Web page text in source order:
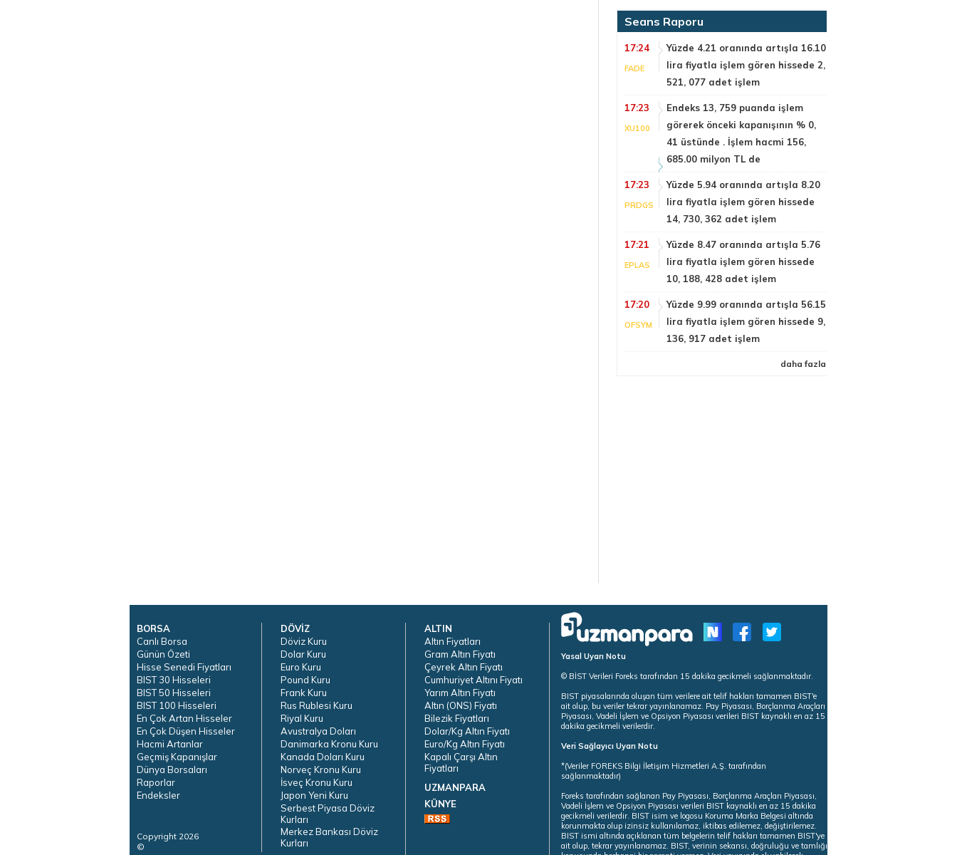
Seans Raporu
17:24
FADE
Yüzde 4.21 oranında artışla 16.10
lira fiyatla işlem gören hissede 2,
521, 077 adet işlem
17:23
XU100
Endeks 13, 759 puanda işlem
görerek önceki kapanışının % 0,
41 üstünde . İşlem hacmi 156,
685.00 milyon TL de
17:23
PRDGS
Yüzde 5.94 oranında artışla 8.20
lira fiyatla işlem gören hissede
14, 730, 362 adet işlem
17:21
EPLAS
Yüzde 8.47 oranında artışla 5.76
lira fiyatla işlem gören hissede
10, 188, 428 adet işlem
17:20
OFSYM
Yüzde 9.99 oranında artışla 56.15
lira fiyatla işlem gören hissede 9,
136, 917 adet işlem
daha fazla
BORSA
Canlı Borsa
Günün Özeti
Hisse Senedi Fiyatları
BIST 30 Hisseleri
BIST 50 Hisseleri
BIST 100 Hisseleri
En Çok Artan Hisseler
En Çok Düşen Hisseler
Hacmi Artanlar
Geçmiş Kapanışlar
Dünya Borsaları
Raporlar
Endeksler
Copyright 2026
©
DÖVİZ
Döviz Kuru
Dolar Kuru
Euro Kuru
Pound Kuru
Frank Kuru
Rus Rublesi Kuru
Riyal Kuru
Avustralya Doları
Danimarka Kronu Kuru
Kanada Doları Kuru
Norveç Kronu Kuru
İsveç Kronu Kuru
Japon Yeni Kuru
Serbest Piyasa Döviz
Kurları
Merkez Bankası Döviz
Kurları
ALTIN
Altın Fiyatları
Gram Altın Fiyatı
Çeyrek Altın Fiyatı
Cumhuriyet Altını Fiyatı
Yarım Altın Fiyatı
Altın (ONS) Fiyatı
Bilezik Fiyatları
Dolar/Kg Altın Fiyatı
Euro/Kg Altın Fiyatı
Kapalı Çarşı Altın
Fiyatları
UZMANPARA
KÜNYE
Yasal Uyarı Notu
© BİST Verileri Foreks tarafından 15 dakika gecikmeli sağlanmaktadır.
BIST piyasalarında oluşan tüm verilere ait telif hakları tamamen BIST'e
ait olup, bu veriler tekrar yayınlanamaz. Pay Piyasası, Borçlanma Araçları
Piyasası, Vadeli İşlem ve Opsiyon Piyasası verileri BIST kaynaklı en az 15
dakika gecikmeli verilerdir.
Veri Sağlayıcı Uyarı Notu
*(Veriler FOREKS Bilgi İletişim Hizmetleri A.Ş. tarafından
sağlanmaktadır)
Foreks tarafından sağlanan Pay Piyasası, Borçlanma Araçları Piyasası,
Vadeli İşlem ve Opsiyon Piyasası verileri BIST kaynaklı en az 15 dakika
gecikmeli verilerdir. BIST isim ve logosu Koruma Marka Belgesi altında
korunmakta olup izinsiz kullanılamaz, iktibas edilemez, değiştirilemez.
BIST ismi altında açıklanan tüm belgelerin telif hakları tamamen BIST'ye
ait olup, tekrar yayınlanamaz. BIST, verinin sekansı, doğruluğu ve tamlığı